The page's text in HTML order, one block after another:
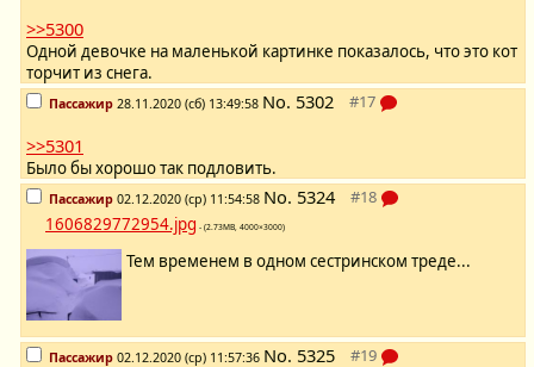
>>5300
Одной девочке на маленькой картинке показалось, что это кот
торчит из снега.
Пассажир 28.11.2020 (сб) 13:49:58 No. 5302
>>5301
Было бы хорошо так подловить.
Пассажир 02.12.2020 (ср) 11:54:58 No. 5324
1606829772954.jpg - (2.73MB, 4000×3000)
Тем временем в одном сестринском треде...
Пассажир 02.12.2020 (ср) 11:57:36 No. 5325